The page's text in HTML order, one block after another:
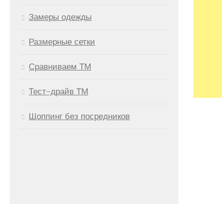
Замеры одежды
Размерные сетки
Сравниваем ТМ
Тест-драйв ТМ
Шоппинг без посредников